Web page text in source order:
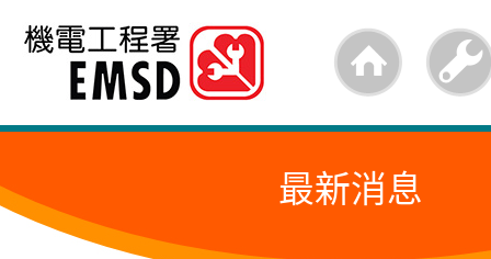
跳
內
的
最新消息